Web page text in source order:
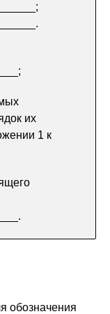
их
1 к
обозначения